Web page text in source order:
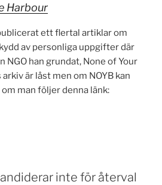
Harbour
ett flertal artiklar om
av personliga uppgifter där
NGO han grundat, None of Your
är låst men om NOYB kan
man följer denna länk:
inte för återval